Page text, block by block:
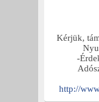
Kérjük,
-
http://